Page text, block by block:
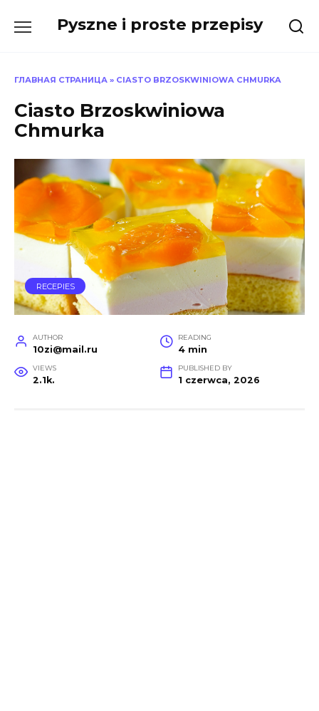
Pyszne i proste przepisy
ГЛАВНАЯ СТРАНИЦА » CIASTO BRZOSKWINIOWA CHMURKA
Ciasto Brzoskwiniowa
Chmurka
RECEPIES
AUTHOR
10zi@mail.ru
READING
4 min
VIEWS
2.1k.
PUBLISHED BY
1 czerwca, 2026